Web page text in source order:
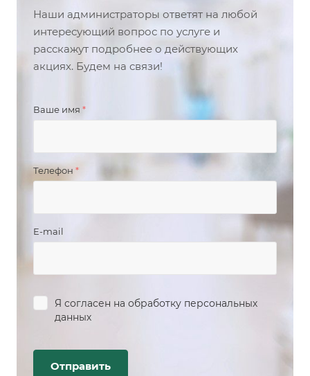
Наши администраторы ответят на любой
интересующий вопрос по услуге и
расскажут подробнее о действующих
акциях. Будем на связи!
Ваше имя *
Телефон *
E-mail
Я согласен на обработку персональных
данных